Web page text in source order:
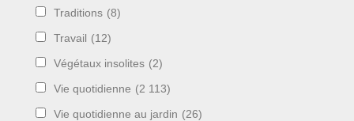
Traditions (8)
Travail (12)
Végétaux insolites (2)
Vie quotidienne (2 113)
Vie quotidienne au jardin (26)